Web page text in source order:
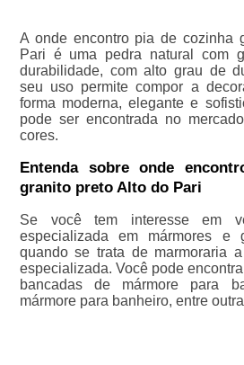
A onde encontro pia de cozinha
Pari é uma pedra natural com
durabilidade, com alto grau de
seu uso permite compor a
forma moderna, elegante e
pode ser encontrada no
cores.
Entenda sobre onde
granito preto Alto do Pari
Se você tem interesse em
especializada em mármores e
quando se trata de marmoraria
especializada. Você pode
bancadas de mármore para
mármore para banheiro, entre